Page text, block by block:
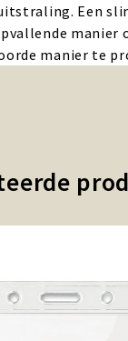
Een
manier
manier te